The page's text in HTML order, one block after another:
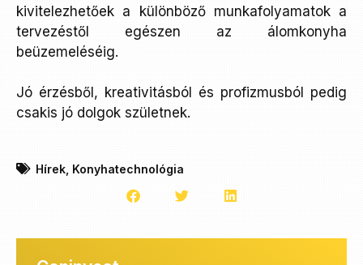
kivitelezhetőek a különböző munkafolyamatok a
tervezéstől egészen az álomkonyha
beüzemeléséig.
Jó érzésből, kreativitásból és profizmusból pedig
csakis jó dolgok születnek.
Hírek Konyhatechnológia